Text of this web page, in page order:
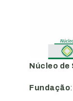
Núcleo de
Fundação